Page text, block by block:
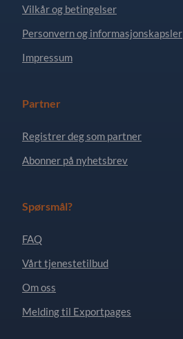
Vilkår og betingelser
Personvern og informasjonskapsler
Impressum
Partner
Registrer deg som partner
Abonner på nyhetsbrev
Spørsmål?
FAQ
Vårt tjenestetilbud
Om oss
Melding til Exportpages